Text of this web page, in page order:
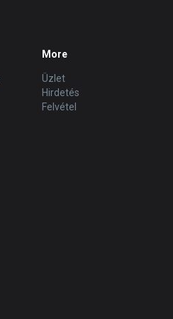
More
Üzlet
Hirdetés
Felvétel